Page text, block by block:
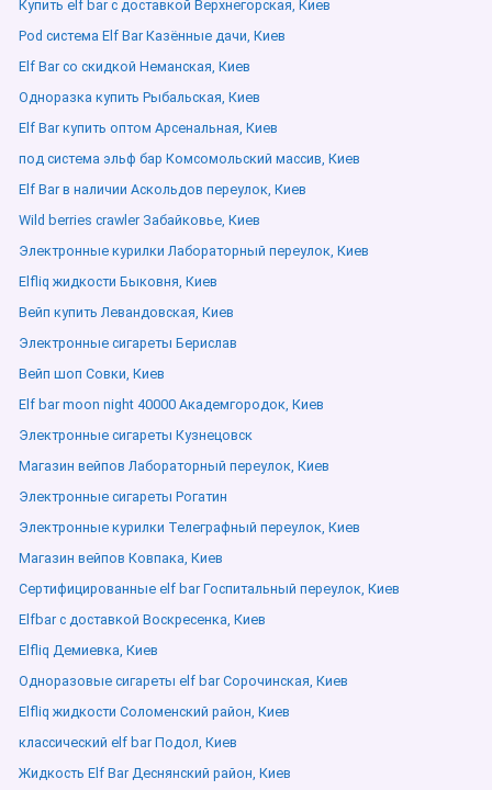
Купить elf bar с доставкой Верхнегорская, Киев
Pod система Elf Bar Казённые дачи, Киев
Elf Bar со скидкой Неманская, Киев
Одноразка купить Рыбальская, Киев
Elf Bar купить оптом Арсенальная, Киев
под система эльф бар Комсомольский массив, Киев
Elf Bar в наличии Аскольдов переулок, Киев
Wild berries crawler Забайковье, Киев
Электронные курилки Лабораторный переулок, Киев
Elfliq жидкости Быковня, Киев
Вейп купить Левандовская, Киев
Электронные сигареты Берислав
Вейп шоп Совки, Киев
Elf bar moon night 40000 Академгородок, Киев
Электронные сигареты Кузнецовск
Магазин вейпов Лабораторный переулок, Киев
Электронные сигареты Рогатин
Электронные курилки Телеграфный переулок, Киев
Магазин вейпов Ковпака, Киев
Сертифицированные elf bar Госпитальный переулок, Киев
Elfbar с доставкой Воскресенка, Киев
Elfliq Демиевка, Киев
Одноразовые сигареты elf bar Сорочинская, Киев
Elfliq жидкости Соломенский район, Киев
классический elf bar Подол, Киев
Жидкость Elf Bar Деснянский район, Киев